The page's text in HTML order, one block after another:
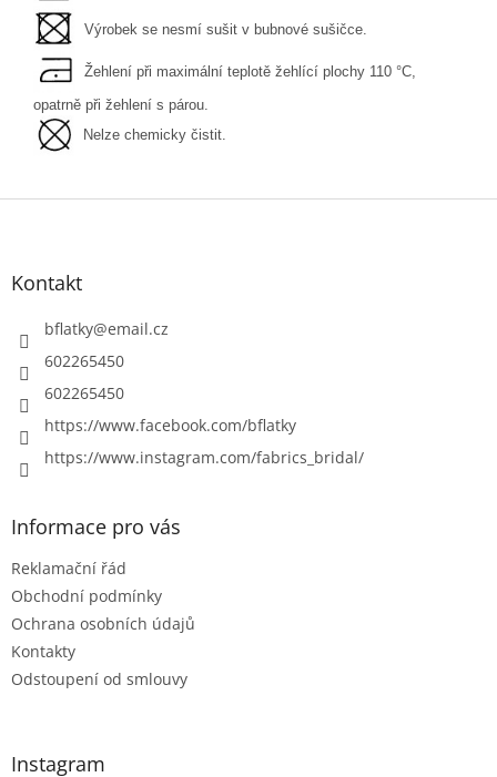
Výrobek se nesmí sušit v bubnové sušičce.
Žehlení při maximální teplotě žehlící plochy 110 °C,
opatrně při žehlení s párou.
Nelze chemicky čistit.
Z
Kontakt
bflatky@email.cz
602265450
602265450
https://www.facebook.com/bflatky
https://www.instagram.com/fabrics_bridal/
Informace pro vás
Reklamační řád
Obchodní podmínky
Ochrana osobních údajů
Kontakty
Odstoupení od smlouvy
Instagram